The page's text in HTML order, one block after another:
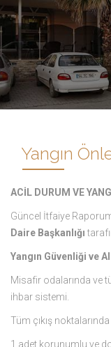
Yangın
ACİL DURUM VE
Güncel İtfaiye
Daire Başkanlığı
Yangın Güvenliği ve
Misafir odalarında ve
ihbar sistemi.
Tüm çıkış
1 adet korunumlu ve